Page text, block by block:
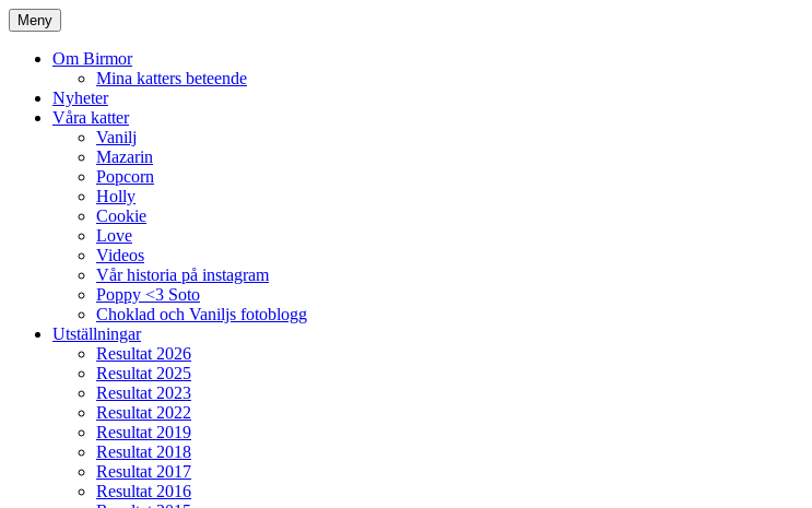
Meny
Om Birmor
Mina katters beteende
Nyheter
Våra katter
Vanilj
Mazarin
Popcorn
Holly
Cookie
Love
Videos
Vår historia på instagram
Poppy <3 Soto
Choklad och Vaniljs fotoblogg
Utställningar
Resultat 2026
Resultat 2025
Resultat 2023
Resultat 2022
Resultat 2019
Resultat 2018
Resultat 2017
Resultat 2016